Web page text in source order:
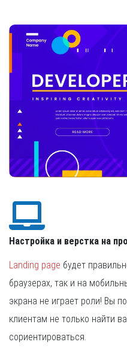
Настройка и верстка на
Landing page будет
браузерах, так и на
экрана не играет роли! Вы
клиентам не только найти
сориентироваться.